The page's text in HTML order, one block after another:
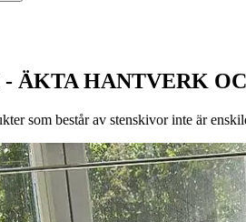
ÄKTA HANTVERK
som består av stenskivor inte är